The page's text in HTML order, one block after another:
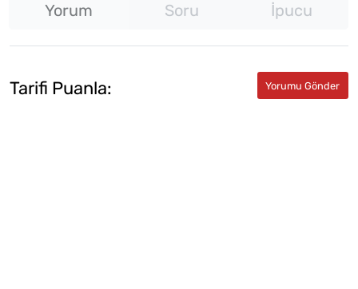
Yorum Soru İpucu
Tarifi Puanla: